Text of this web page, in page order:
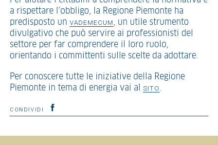
a rispettare l’obbligo, la Regione Piemonte ha
predisposto un VADEMECUM, un utile strumento
divulgativo che può servire ai professionisti del
settore per far comprendere il loro ruolo,
orientando i committenti sulle scelte da adottare.
Per conoscere tutte le iniziative della Regione
Piemonte in tema di energia vai al SITO.
CONDIVIDI